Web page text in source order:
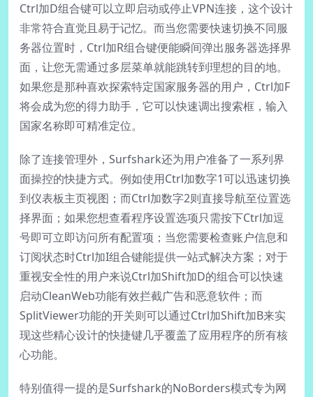
Ctrl加D组合键可以立即启动或停止VPN连接，这个设计
非常符合直觉且易于记忆。而当您需要快速切换不同服
务器位置时，Ctrl加R组合键便能瞬间弹出服务器选择界
面，让您无需通过多层菜单就能跳转到理想的目的地。
如果您是那种喜欢探索特定国家服务器的用户，Ctrl加F
将会成为您的得力助手，它可以快速调出搜索框，输入
国家名称即可精准定位。
除了连接管理外，Surfshark还为用户准备了一系列界
面操控的快捷方式。例如使用Ctrl加数字1可以迅速切换
到仪表板主页视图；而Ctrl加数字2则直接导航至位置选
择界面；如果您想查看程序设置选项只需按下Ctrl加逗
号即可立即访问所有配置项；当您需要检查账户信息和
订阅状态时Ctrl加I组合键能提供一站式解决方案；对于
重视安全性的用户来说Ctrl加Shift加D的组合可以快速
启动CleanWeb功能有效拦截广告和恶意软件；而
SplitViewer功能的开关则可以通过Ctrl加Shift加B来实
现这些精心设计的快捷键几乎覆盖了应用程序的所有核
心功能。
特别值得一提的是Surfshark的NoBorders模式专为网